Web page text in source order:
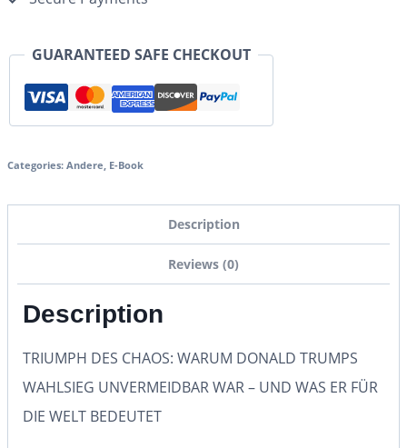
GUARANTEED SAFE CHECKOUT
Categories: Andere, E-Book
Description
Reviews (0)
Description
TRIUMPH DES CHAOS: WARUM DONALD TRUMPS
WAHLSIEG UNVERMEIDBAR WAR – UND WAS ER FÜR
DIE WELT BEDEUTET